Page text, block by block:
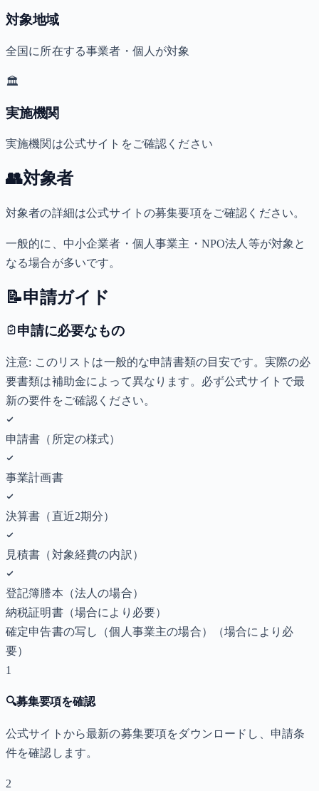
対象地域
全国に所在する事業者・個人が対象
🏛️
実施機関
実施機関は公式サイトをご確認ください
👥対象者
対象者の詳細は公式サイトの募集要項をご確認ください。
一般的に、中小企業者・個人事業主・NPO法人等が対象と
なる場合が多いです。
📝申請ガイド
申請に必要なもの
注意: このリストは一般的な申請書類の目安です。実際の必
要書類は補助金によって異なります。必ず公式サイトで最
新の要件をご確認ください。
申請書（所定の様式）
事業計画書
決算書（直近2期分）
見積書（対象経費の内訳）
登記簿謄本（法人の場合）
納税証明書（場合により必要）
確定申告書の写し（個人事業主の場合）
（場合により必
要）
1
🔍募集要項を確認
公式サイトから最新の募集要項をダウンロードし、申請条
件を確認します。
2